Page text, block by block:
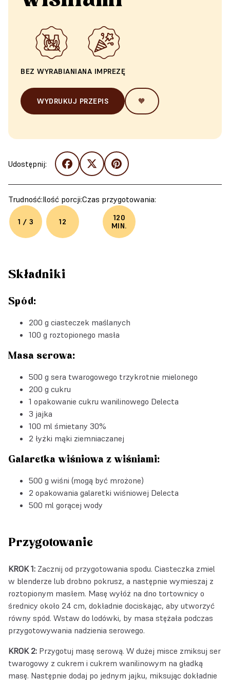
BEZ WYRABIANIANA IMPREZĘ
WYDRUKUJ PRZEPIS 🧡
Udostępnij:
Trudność:
1 / 3
Ilość porcji:
12
Czas przygotowania:
120
MIN.
Składniki
Spód:
200 g ciasteczek maślanych
100 g roztopionego masła
Masa serowa:
500 g sera twarogowego trzykrotnie mielonego
200 g cukru
1 opakowanie cukru wanilinowego Delecta
3 jajka
100 ml śmietany 30%
2 łyżki mąki ziemniaczanej
Galaretka wiśniowa z wiśniami:
500 g wiśni (mogą być mrożone)
2 opakowania galaretki wiśniowej Delecta
500 ml gorącej wody
Przygotowanie
KROK 1: Zacznij od przygotowania spodu. Ciasteczka zmiel
w blenderze lub drobno pokrusz, a następnie wymieszaj z
roztopionym masłem. Masę wyłóż na dno tortownicy o
średnicy około 24 cm, dokładnie dociskając, aby utworzyć
równy spód. Wstaw do lodówki, by masa stężała podczas
przygotowywania nadzienia serowego.
KROK 2: Przygotuj masę serową. W dużej misce zmiksuj ser
twarogowy z cukrem i cukrem wanilinowym na gładką
masę. Następnie dodaj po jednym jajku, miksując dokładnie